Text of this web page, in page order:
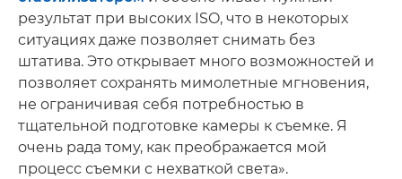
результат при высоких ISO, что в некоторых
ситуациях даже позволяет снимать без
штатива. Это открывает много возможностей и
позволяет сохранять мимолетные мгновения,
не ограничивая себя потребностью в
тщательной подготовке камеры к съемке. Я
очень рада тому, как преображается мой
процесс съемки с нехваткой света».